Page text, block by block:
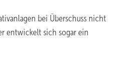
bei Überschuss nicht
entwickelt sich sogar ein